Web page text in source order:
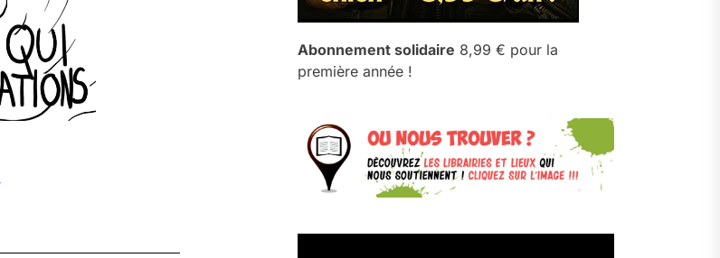
Abonnement solidaire 8,99 € pour la
première année !